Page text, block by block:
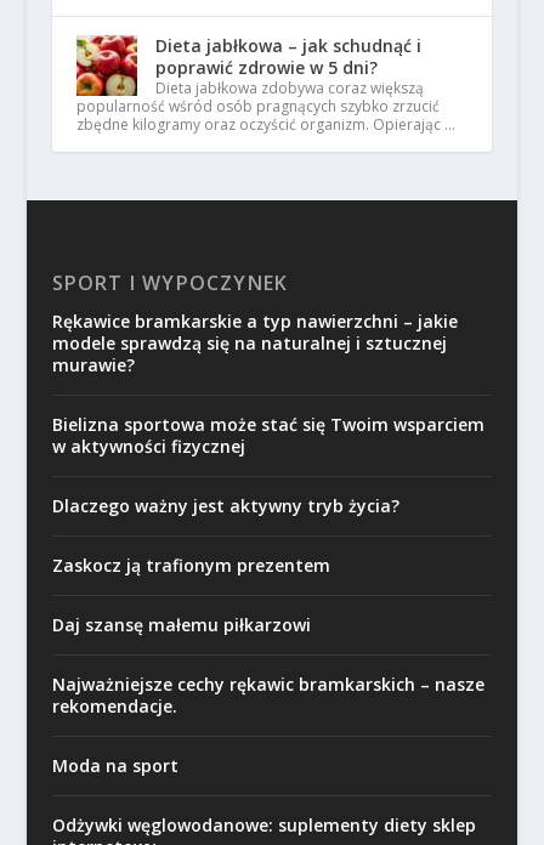
Dieta jabłkowa – jak schudnąć i
poprawić zdrowie w 5 dni?
Dieta jabłkowa zdobywa coraz większą
popularność wśród osób pragnących szybko zrzucić
zbędne kilogramy oraz oczyścić organizm. Opierając …
SPORT I WYPOCZYNEK
Rękawice bramkarskie a typ nawierzchni – jakie
modele sprawdzą się na naturalnej i sztucznej
murawie?
Bielizna sportowa może stać się Twoim wsparciem
w aktywności fizycznej
Dlaczego ważny jest aktywny tryb życia?
Zaskocz ją trafionym prezentem
Daj szansę małemu piłkarzowi
Najważniejsze cechy rękawic bramkarskich – nasze
rekomendacje.
Moda na sport
Odżywki węglowodanowe: suplementy diety sklep